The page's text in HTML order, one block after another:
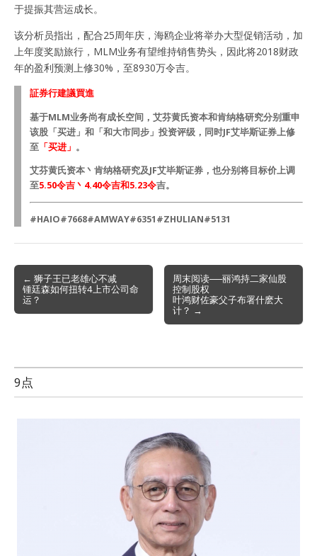
于提振其营运成长。
该分析员指出，配合25周年庆，海鸥企业将举办大型促销活动，加
上年度奖励旅行，MLM业务有望维持销售势头，因此将2018财政
年的盈利预测上修30%，至8930万令吉。
証券行建議買進
基于MLM业务尚有成长空间，艾芬黄氏资本和肯纳格研究分别重申
该股「买进」和「和大市同步」投资评级，同时JF艾毕斯证券上修
至 「买进」 。
艾芬黄氏资本丶肯纳格研究及JF艾毕斯证券，也分别将目标价上调
至5.50令吉丶4.40令吉和5.23令吉。
#HAIO#7668#AMWAY#6351#ZHULIAN#5131
Post
navigation
← 狮子王已老雄心不减
锺廷森如何扭转4上市公司命
运？
周末阅读──丽鸿持二家仙股
控制股权
叶鸿财佐豪父子布署什麽大
计？ →
9点